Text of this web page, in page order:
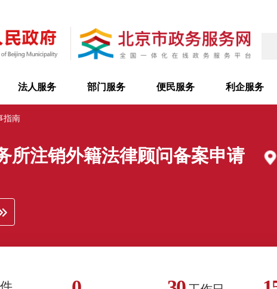
法人服务 部门服务 便民服务 利企服务
指南
所注销外籍法律顾问备案申请